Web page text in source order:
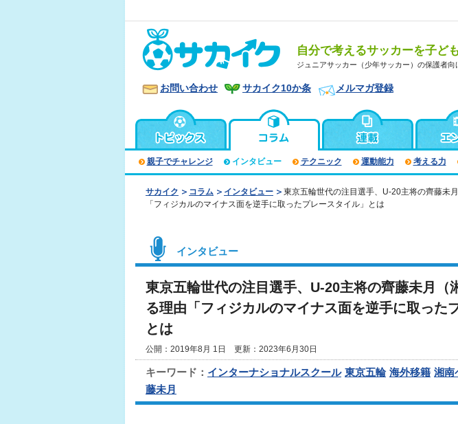
自分で考えるサッカーを子ど
ジュニアサッカー（少年サッカー）の保護者向
お問い合わせ サカイク10か条 メルマガ登録
親子でチャレンジ インタビュー テクニック 運動能力 考える力
サカイク コラム インタビュー
東京五輪世代の注目選手、U-20主将の齊藤未
「フィジカルのマイナス面を逆手に取ったプレースタイル」とは
インタビュー
東京五輪世代の注目選手、U-20主将の齊藤未月（
る理由「フィジカルのマイナス面を逆手に取った
とは
公開：2019年8月 1日 更新：2023年6月30日
キーワード： インターナショナルスクール 東京五輪 海外移籍 湘南
藤未月